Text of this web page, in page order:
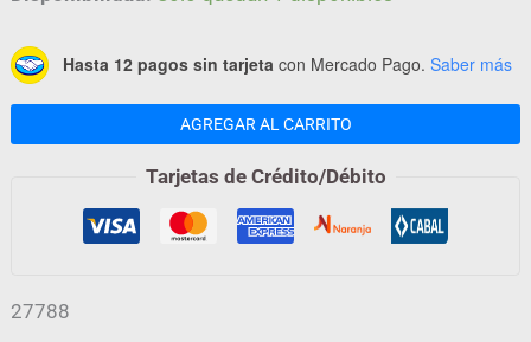
Hasta 12 pagos sin tarjeta con Mercado Pago. Saber más
AGREGAR AL CARRITO
Tarjetas de Crédito/Débito
27788